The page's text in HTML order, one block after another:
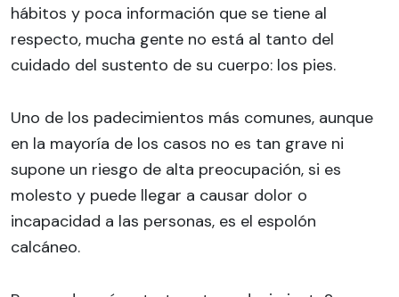
hábitos y poca información que se tiene al
respecto, mucha gente no está al tanto del
cuidado del sustento de su cuerpo: los pies.
Uno de los padecimientos más comunes, aunque
en la mayoría de los casos no es tan grave ni
supone un riesgo de alta preocupación, si es
molesto y puede llegar a causar dolor o
incapacidad a las personas, es el espolón
calcáneo.